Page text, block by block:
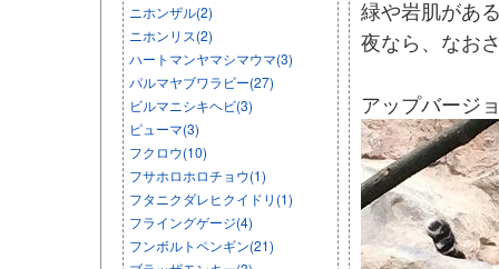
ニホンザル(2)
ニホンリス(2)
ハートマンヤマシマウマ(3)
パルマヤブワラビー(27)
ビルマニシキヘビ(3)
ピューマ(3)
フクロウ(10)
フサホロホロチョウ(1)
フタニクダレヒクイドリ(1)
フライングゲージ(4)
フンボルトペンギン(21)
緑や岩肌があ
夜なら、なお
アップバージ